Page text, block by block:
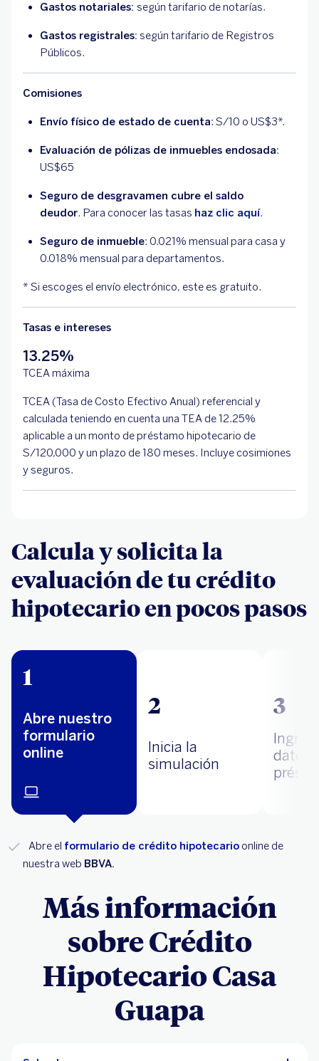
Gastos notariales: según tarifario de notarías.
Gastos registrales: según tarifario de Registros
Públicos.
Comisiones
Envío físico de estado de cuenta: S/10 o US$3*.
Evaluación de pólizas de inmuebles endosada:
US$65
Seguro de desgravamen cubre el saldo
deudor. Para conocer las tasas haz clic aquí.
Seguro de inmueble: 0.021% mensual para casa y
0.018% mensual para departamentos.
* Si escoges el envío electrónico, este es gratuito.
Tasas e intereses
13.25%
TCEA máxima
TCEA (Tasa de Costo Efectivo Anual) referencial y
calculada teniendo en cuenta una TEA de 12.25%
aplicable a un monto de préstamo hipotecario de
S/120,000 y un plazo de 180 meses. Incluye cosimiones
y seguros.
Calcula y solicita la
evaluación de tu crédito
hipotecario en pocos pasos
1
Abre nuestro
formulario
online
2
Inicia la
simulación
3
datos
Abre el formulario de crédito hipotecario online de
nuestra web BBVA.
Más información
sobre Crédito
Hipotecario Casa
Guapa